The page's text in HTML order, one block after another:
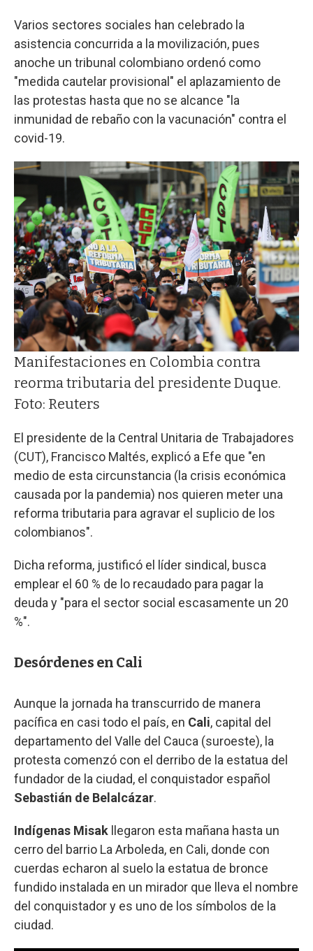
Varios sectores sociales han celebrado la
asistencia concurrida a la movilización, pues
anoche un tribunal colombiano ordenó como
"medida cautelar provisional" el aplazamiento de
las protestas hasta que no se alcance "la
inmunidad de rebaño con la vacunación" contra el
covid-19.
Manifestaciones en Colombia contra
reorma tributaria del presidente Duque.
Foto: Reuters
El presidente de la Central Unitaria de Trabajadores
(CUT), Francisco Maltés, explicó a Efe que "en
medio de esta circunstancia (la crisis económica
causada por la pandemia) nos quieren meter una
reforma tributaria para agravar el suplicio de los
colombianos".
Dicha reforma, justificó el líder sindical, busca
emplear el 60 % de lo recaudado para pagar la
deuda y "para el sector social escasamente un 20
%".
Desórdenes en Cali
Aunque la jornada ha transcurrido de manera
pacífica en casi todo el país, en Cali, capital del
departamento del Valle del Cauca (suroeste), la
protesta comenzó con el derribo de la estatua del
fundador de la ciudad, el conquistador español
Sebastián de Belalcázar.
Indígenas Misak llegaron esta mañana hasta un
cerro del barrio La Arboleda, en Cali, donde con
cuerdas echaron al suelo la estatua de bronce
fundido instalada en un mirador que lleva el nombre
del conquistador y es uno de los símbolos de la
ciudad.